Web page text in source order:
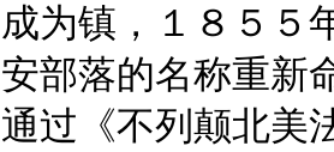
成为镇，１８５５
安部落的名称重新
通过《不列颠北美